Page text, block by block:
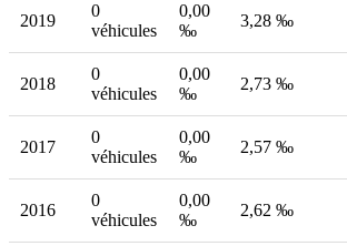
2019
0
véhicules
0,00
‰
3,28 ‰
2018
0
véhicules
0,00
‰
2,73 ‰
2017
0
véhicules
0,00
‰
2,57 ‰
2016
0
véhicules
0,00
‰
2,62 ‰